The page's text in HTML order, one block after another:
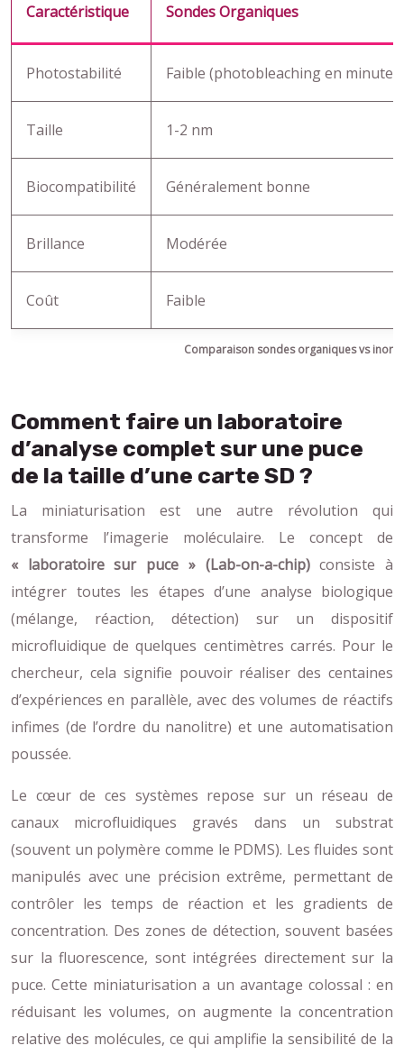
Comparaison sondes organiques vs
Caractéristique Sondes Organiques
Photostabilité Faible (photobleaching en
Taille 1-2 nm
Biocompatibilité Généralement bonne
Brillance Modérée
Coût Faible
Comment faire un laboratoire
d’analyse complet sur une puce
de la taille d’une carte SD ?
La miniaturisation est une autre révolution qui
transforme l’imagerie moléculaire. Le concept de
« laboratoire sur puce » (Lab-on-a-chip)consiste à
intégrer toutes les étapes d’une analyse biologique
(mélange, réaction, détection) sur un dispositif
microfluidique de quelques centimètres carrés. Pour le
chercheur, cela signifie pouvoir réaliser des centaines
d’expériences en parallèle, avec des volumes de réactifs
infimes (de l’ordre du nanolitre) et une automatisation
poussée.
Le cœur de ces systèmes repose sur un réseau de
canaux microfluidiques gravés dans un substrat
(souvent un polymère comme le PDMS). Les fluides sont
manipulés avec une précision extrême, permettant de
contrôler les temps de réaction et les gradients de
concentration. Des zones de détection, souvent basées
sur la fluorescence, sont intégrées directement sur la
puce. Cette miniaturisation a un avantage colossal : en
réduisant les volumes, on augmente la concentration
relative des molécules, ce qui amplifie la sensibilité de la